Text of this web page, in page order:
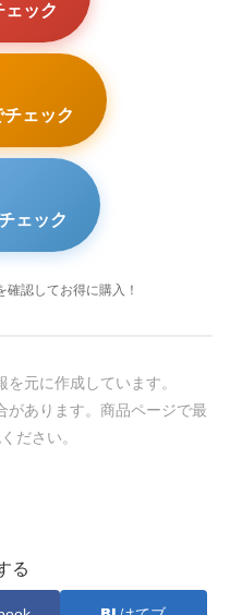
ェック
ェック
ェック
認してお得に購入！
元に作成しています。
あります。商品ページで最
ださい。
る